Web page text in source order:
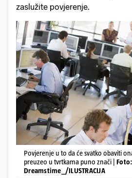
zaslužite povjerenje.
Povjerenje u to da će svatko obaviti
preuzeo u tvrtkama puno znači | Foto:
Dreamstime_/ILUSTRACIJA